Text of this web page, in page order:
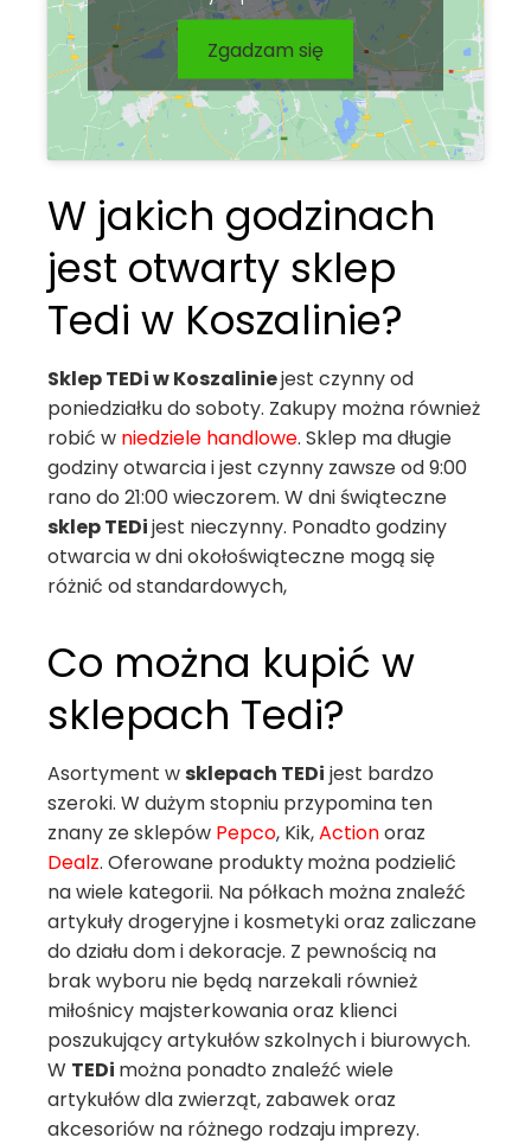
Zgadzam się
W jakich godzinach
jest otwarty sklep
Tedi w Koszalinie?
Sklep TEDi w Koszaliniejest czynny od
poniedziałku do soboty. Zakupy można również
robić w niedziele handlowe. Sklep ma długie
godziny otwarcia i jest czynny zawsze od 9:00
rano do 21:00 wieczorem. W dni świąteczne
sklep TEDijest nieczynny. Ponadto godziny
otwarcia w dni okołoświąteczne mogą się
różnić od standardowych,
Co można kupić w
sklepach Tedi?
Asortyment wsklepach TEDi jest bardzo
szeroki. W dużym stopniu przypomina ten
znany ze sklepów Pepco, Kik,Actionoraz
Dealz. Oferowane produktymożna podzielić
na wiele kategorii. Na półkach można znaleźć
artykuły drogeryjne i kosmetyki oraz zaliczane
do działu dom i dekoracje. Z pewnością na
brak wyboru nie będą narzekali również
miłośnicy majsterkowania oraz klienci
poszukujący artykułów szkolnych i biurowych.
W TEDi można ponadto znaleźć wiele
artykułów dla zwierząt, zabawek oraz
akcesoriów na różnego rodzaju imprezy.